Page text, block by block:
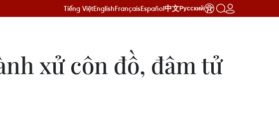
Tiếng ViệtEnglishFrançaisEspañol中文Русский
xử côn đồ, đâm tử